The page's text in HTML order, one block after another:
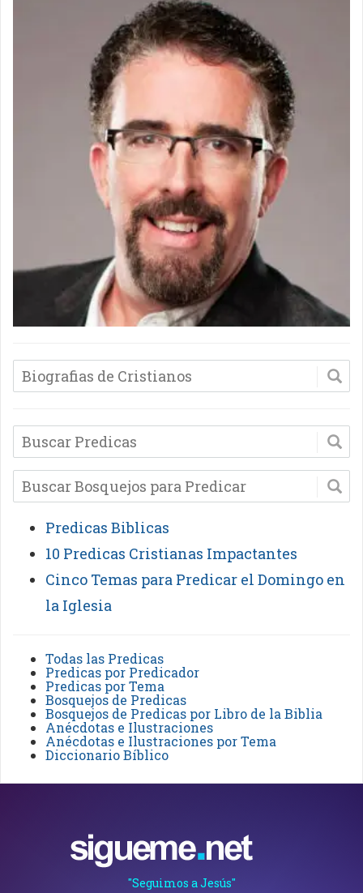
Predicas Biblicas
10 Predicas Cristianas Impactantes
Cinco Temas para Predicar el Domingo en
la Iglesia
Todas las Predicas
Predicas por Predicador
Predicas por Tema
Bosquejos de Predicas
Bosquejos de Predicas por Libro de la Biblia
Anécdotas e Ilustraciones
Anécdotas e Ilustraciones por Tema
Diccionario Bíblico
"Seguimos a Jesús"